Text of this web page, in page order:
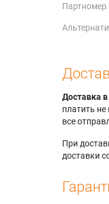
Партномер
Доставка
платить
все
При
доставки